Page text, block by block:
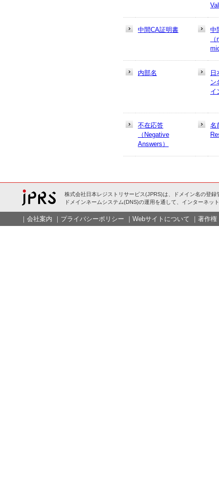
中間CA証明書
中
内部名
ン
イ
不在応答
（Negative
Answers）
名
株式会社日本レジストリサービス(JPRS)は、ドメイン名の登録
ドメインネームシステム(DNS)の運用を通して、インターネッ
｜ 会社案内 ｜ プライバシーポリシー ｜ Webサイトについて ｜ 著作権